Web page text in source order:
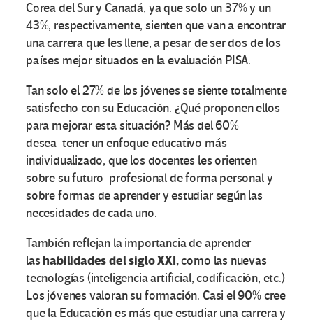
Corea del Sur y Canadá, ya que solo un 37% y un
43%, respectivamente, sienten que van a encontrar
una carrera que les llene, a pesar de ser dos de los
países mejor situados en la evaluación PISA.
Tan solo el 27% de los jóvenes se siente totalmente
satisfecho con su Educación. ¿Qué proponen ellos
para mejorar esta situación? Más del 60%
desea tener un enfoque educativo más
individualizado, que los docentes les orienten
sobre su futuro profesional de forma personal y
sobre formas de aprender y estudiar según las
necesidades de cada uno.
También reflejan la importancia de aprender
las habilidades del siglo XXI,como las nuevas
tecnologías (inteligencia artificial, codificación, etc.)
Los jóvenes valoran su formación. Casi el 90% cree
que la Educación es más que estudiar una carrera y